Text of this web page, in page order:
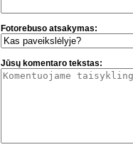
Fotorebuso atsakymas:
Jūsų komentaro tekstas: